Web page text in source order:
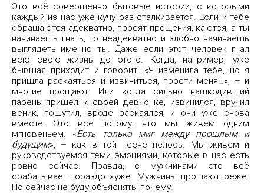
Это всё совершенно бытовые истории, с которыми
каждый из нас уже кучу раз сталкивается. Если к тебе
обращаются адекватно, просят прощения, каются, а ты
начинаешь гнать, то неадекватно и злобно начинаешь
выглядеть именно ты. Даже если этот человек гнал
всю свою жизнь до этого. Когда, например, уже
бывшая приходит и говорит: «Я изменила тебе, но я
пришла раскаяться и извиниться, прости меня…», – и
многие прощают. Или когда сильно нашкодивший
парень пришел к своей девчонке, извинился, вручил
веник, пошутил, вроде раскаялся, и они уже снова
вместе. Это всё потому, что мы живем одним
мгновеньем. «Есть только миг между прошлым и
будущим», – как в той песне пелось. Мы живем и
руководствуемся теми эмоциями, которые в нас есть
ровно сейчас. Правда, с мужчинами это всё
срабатывает гораздо хуже. Мужчины прощают реже.
Но сейчас не буду объяснять, почему.